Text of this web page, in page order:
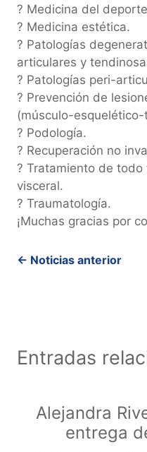
? Medicina del
? Medicina estética.
? Patologías
articulares y
? Patologías peri-
? Prevención de
(músculo-
? Podología.
? Recuperación no
? Tratamiento de
visceral.
? Traumatología.
¡Muchas gracias por
Posts
← Noticias anterior
Entradas
Alejandra
entrega